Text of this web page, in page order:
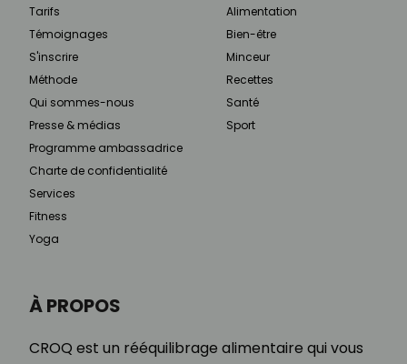
À PROPOS
CROQ est un rééquilibrage alimentaire qui vous
Tarifs
Témoignages
S'inscrire
Méthode
Qui sommes-nous
Presse & médias
Programme ambassadrice
Charte de confidentialité
Services
Fitness
Yoga
Alimentation
Bien-être
Minceur
Recettes
Santé
Sport